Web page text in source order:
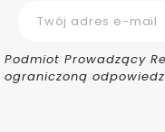
Podmiot Prowadzący
ograniczoną